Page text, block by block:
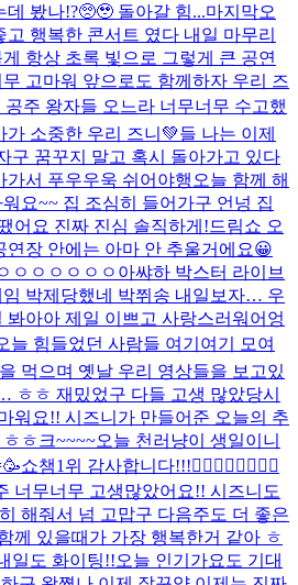
봤나!?🥺🥹 돌아갈 힘...마지막오
행복한 콘서트 였다 내일 마무리
항상 초록 빛으로 그렇게 큰 공연
고마워 앞으로도 함께하자 우리 즈
공주 왕자들 오느라 너무너무 수고했
소중한 우리 즈니💚들 나는 이제
구 꿈꾸지 말고 혹시 돌아가고 있다
가서 푸우우욱 쉬어야행 오늘 함께 해
요~~ 집 조심히 들어가구 언넝 집
어요 진짜 진심 솔직하게!드림쇼 오
연장 안에는 아마 안 추울거에요😀
ㅇㅇㅇㅇㅇㅇ아쌰하 박스터 라이브
박제당했네 박쮜송 내일보자… 우
봐아아 제일 이쁘고 사랑스러워어엉
늘 힘들었던 사람들 여기여기 모여
먹으며 옛날 우리 영상들을 보고있
ㅎㅎ 재밌었구 다들 고생 많았당시
워요!! 시즈니가 만들어준 오늘의 추
ㅎ 크~~~~오늘 천러냥이 생일이니
쇼챔1위 감사합니다!!!🙂‍↕️🙂‍↕️🙂‍↕️🙂‍↕️
너무너무 고생많았어요!! 시즈니도
해줘서 넘 고맙구 다음주도 더 좋은
께 있을때가 가장 행복한거 같아 ㅎ
일도 화이팅!!오늘 인기가요도 기대